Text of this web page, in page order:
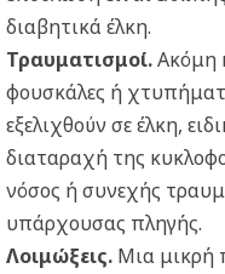
διαβητικά έλκη.
Τραυματισμοί.Ακόμη
φουσκάλες ή
εξελιχθούν σε έλκη,
διαταραχή της
νόσος ή συνεχής
υπάρχουσας πληγής.
Λοιμώξεις.Μια μικρή